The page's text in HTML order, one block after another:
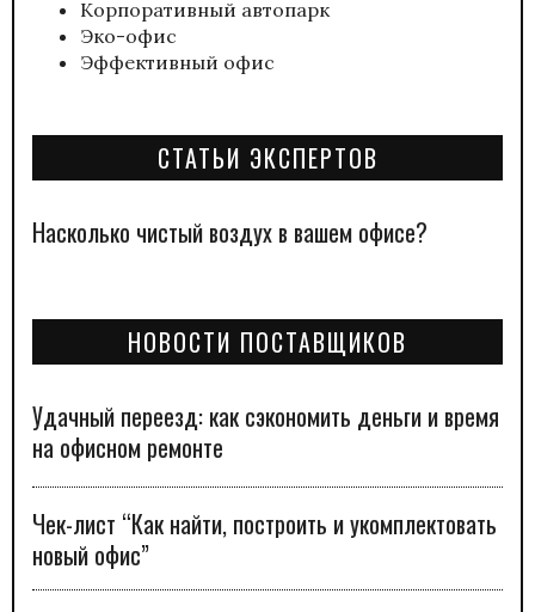
Корпоративный автопарк
Эко-офис
Эффективный офис
СТАТЬИ ЭКСПЕРТОВ
Насколько чистый воздух в вашем офисе?
НОВОСТИ ПОСТАВЩИКОВ
Удачный переезд: как сэкономить деньги и время
на офисном ремонте
Чек-лист “Как найти, построить и укомплектовать
новый офис”